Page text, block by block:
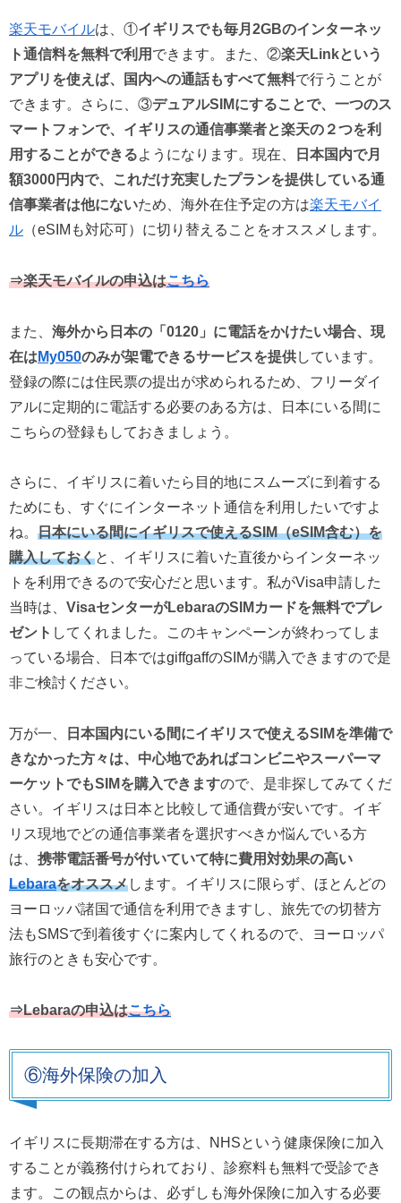
楽天モバイルは、①イギリスでも毎月2GBのインターネッ
ト通信料を無料で利用 できます。また、②楽天Linkという
アプリを使えば、国内への通話もすべて無料で行うことが
できます。さらに、③デュアルSIMにすることで、一つのス
マートフォンで、イギリスの通信事業者と楽天の２つを利
用することができるようになります。現在、
日本国内で月
額3000円内で、これだけ充実したプランを提供している通
信事業者は他にないため、海外在住予定の方は楽天モバイ
ル （eSIMも対応可）に切り替えることをオススメします。
⇒楽天モバイルの申込はこちら
また、 海外から日本の「0120」に電話をかけたい場合、現
在は My050のみが架電できるサービスを提供しています。
登録の際には住民票の提出が求められるため、フリーダイ
アルに定期的に電話する必要のある方は、日本にいる間に
こちらの登録もしておきましょう。
さらに、イギリスに着いたら目的地にスムーズに到着する
ためにも、すぐにインターネット通信を利用したいですよ
ね。 日本にいる間にイギリスで使えるSIM（eSIM含む）を
購入しておくと、イギリスに着いた直後からインターネッ
トを利用できるので安心だと思います。私がVisa申請した
当時は、 VisaセンターがLebaraのSIMカードを無料でプレ
ゼント してくれました。このキャンペーンが終わってしま
っている場合、日本ではgiffgaffのSIMが購入できますので是
非ご検討ください。
万が一、
日本国内にいる間にイギリスで使えるSIMを準備で
きなかった方々は、中心地であればコンビニやスーパーマ
ーケットでもSIMを購入できますので、是非探してみてくだ
さい。イギリスは日本と比較して通信費が安いです。イギ
リス現地でどの通信事業者を選択すべきか悩んでいる方
は、 携帯電話番号が付いていて特に費用対効果の高い
Lebaraをオススメします。イギリスに限らず、ほとんどの
ヨーロッパ諸国で通信を利用できますし、旅先での切替方
法もSMSで到着後すぐに案内してくれるので、ヨーロッパ
旅行のときも安心です。
⇒Lebaraの申込はこちら
⑥海外保険の加入
イギリスに長期滞在する方は、NHSという健康保険に加入
することが義務付けられており、診察料も無料で受診でき
ます。この観点からは、必ずしも海外保険に加入する必要